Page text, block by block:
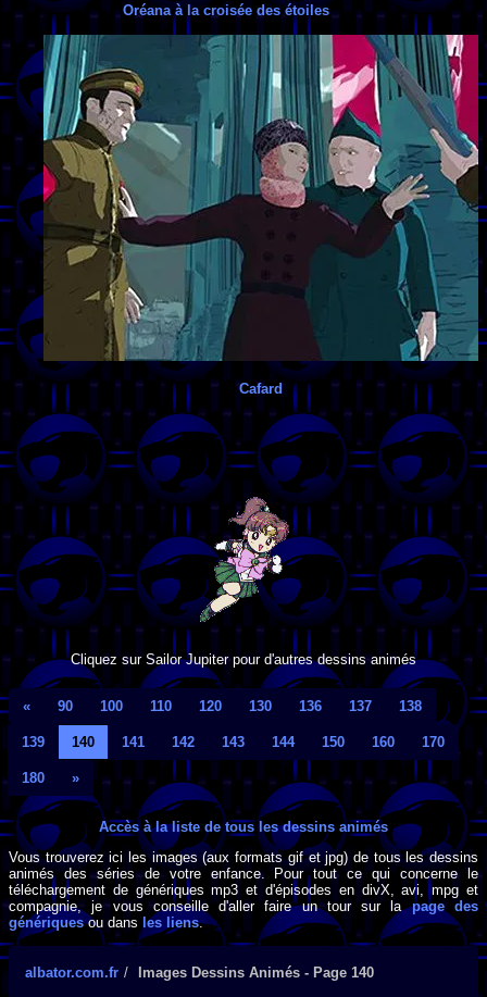
Oréana à la croisée des étoiles
Cafard
Cliquez sur Sailor Jupiter pour d'autres dessins animés
« 90 100 110 120 130 136 137 138
139 140 141 142 143 144 150 160 170
180 »
Accès à la liste de tous les dessins animés
Vous trouverez ici les images (aux formats gif et jpg) de tous les dessins
animés des séries de votre enfance. Pour tout ce qui concerne le
téléchargement de génériques mp3 et d'épisodes en divX, avi, mpg et
compagnie, je vous conseille d'aller faire un tour sur lapage des
génériquesou dans les liens.
albator.com.fr Images Dessins Animés - Page 140